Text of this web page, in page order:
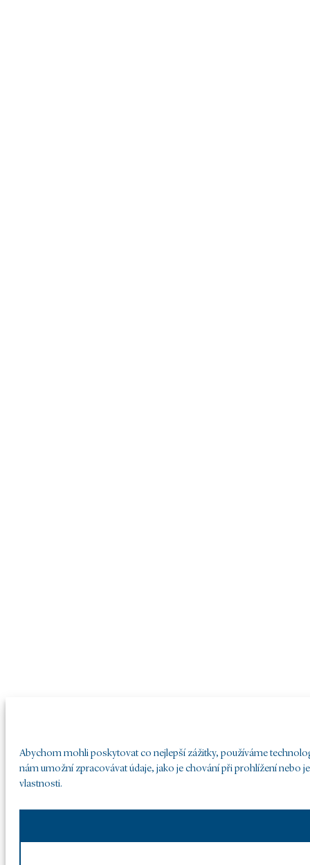
Abychom mohli poskytovat co nejlepší zážitky, používáme
nám umožní zpracovávat údaje, jako je chování při prohlížení nebo
vlastnosti.